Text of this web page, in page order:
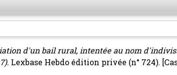
d'un bail rural, intentée au nom
Lexbase Hebdo édition privée (n° 724).